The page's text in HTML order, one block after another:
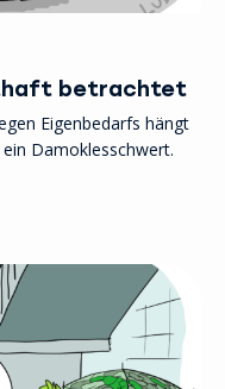
betrachtet
Eigenbedarfs hängt
Damoklesschwert.